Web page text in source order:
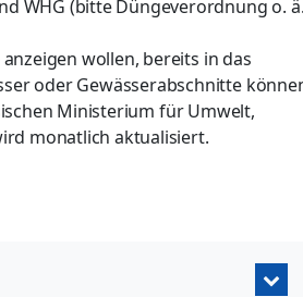
WHG (bitte Düngeverordnung o. ä.
wollen, bereits in das
oder Gewässerabschnitte
Ministerium für Umwelt,
monatlich aktualisiert.